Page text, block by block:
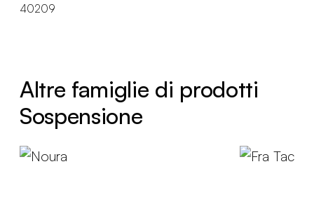
40209
Altre famiglie di prodotti
Sospensione